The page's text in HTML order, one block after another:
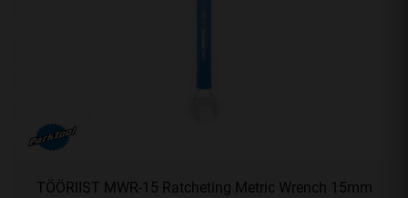
TÖÖRIIST MWR-15 Ratcheting Metric Wrench 15mm